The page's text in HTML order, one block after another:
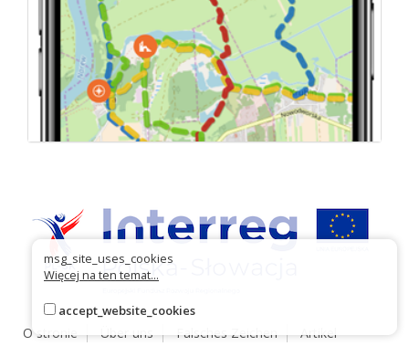
O stronie Über uns Falsches Zeichen Artikel
msg_site_uses_cookies
Więcej na ten temat...
accept_website_cookies